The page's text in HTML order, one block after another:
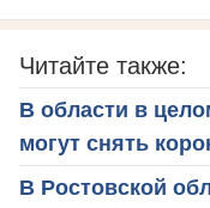
Читайте также:
В области в
могут снять
В Ростовской